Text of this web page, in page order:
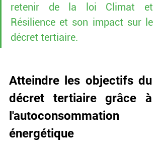
retenir de la loi Climat et
Résilience et son impact sur le
décret tertiaire.
Atteindre les objectifs du
décret tertiaire grâce à
l'autoconsommation
énergétique